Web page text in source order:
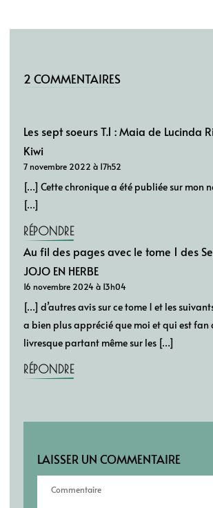
2 COMMENTAIRES
Les sept soeurs T.1 : Maia de Lucinda
Kiwi
7 novembre 2022 à 17h52
[…] Cette chronique a été publiée sur mon
[…]
RÉPONDRE
Au fil des pages avec le tome 1 des
JOJO EN HERBE
16 novembre 2024 à 13h04
[…] d’autres avis sur ce tome 1 et les
a bien plus apprécié que moi et qui est fan
livresque partant même sur les […]
RÉPONDRE
LAISSER UN COMMENTAIRE